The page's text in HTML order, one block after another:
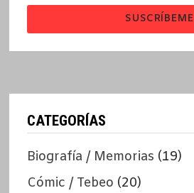
SUSCRÍBEME
CATEGORÍAS
Biografía / Memorias (19)
Cómic / Tebeo (20)